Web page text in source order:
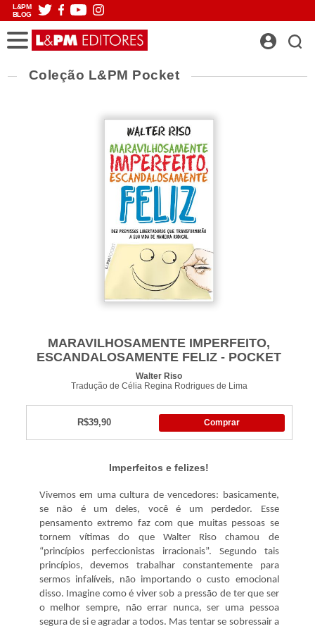
L&PM
BLOG
Coleção L&PM Pocket
MARAVILHOSAMENTE IMPERFEITO,
ESCANDALOSAMENTE FELIZ - POCKET
Walter Riso
Tradução de Célia Regina Rodrigues de Lima
R$39,90 Comprar
Imperfeitos e felizes!
Vivemos em uma cultura de vencedores: basicamente,
se não é um deles, você é um perdedor. Esse
pensamento extremo faz com que muitas pessoas se
tornem vítimas do que Walter Riso chamou de
“princípios perfeccionistas irracionais”. Segundo tais
princípios, devemos trabalhar constantemente para
sermos infalíveis, não importando o custo emocional
disso. Imagine como é viver sob a pressão de ter que ser
o melhor sempre, não errar nunca, ser uma pessoa
segura de si e agradar a todos. Mas tentar se sobressair a